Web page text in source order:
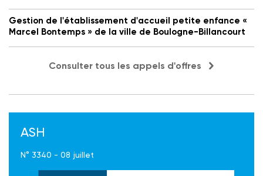
Gestion de l'établissement d'accueil petite enfance «
Marcel Bontemps » de la ville de Boulogne-Billancourt
Consulter tous les appels d'offres
ASH
N° 3340 - 08 juillet